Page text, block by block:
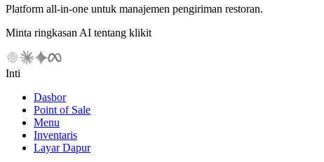
Platform all-in-one untuk manajemen pengiriman restoran.
Minta ringkasan AI tentang klikit
Inti
Dasbor
Point of Sale
Menu
Inventaris
Layar Dapur